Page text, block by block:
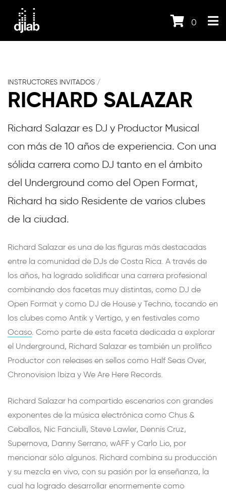
0
INSTRUCTORES INVITADOS /
RICHARD SALAZAR
Richard Salazar es DJ y Productor Musical
con más de 10 años de experiencia. Con una
sólida carrera como DJ tanto en el ámbito
del Underground como del Open Format,
Richard ha sido Residente de varios clubes
de la ciudad.
Richard Salazar es una de las figuras más destacadas
entre la comunidad de DJs de Costa Rica. A través de
los años, ha logrado solidificar una carrera profesional
combinando dos facetas muy distintas, como DJ de
Open Format y como DJ de House y Techno, tocando en
los clubes como Antik y Vertigo, y en festivales como
Ocaso. Como parte de esta faceta dedicada a explorar
el Underground, Richard Salazar es también un prolífico
Productor con releases en sellos como Half Seas Over,
Chronovision Ibiza y We Are Here Records.
Richard Salazar ha compartido escenarios con grandes
exponentes de la música electrónica como Chus &
Ceballos, Nic Fanciulli, Steve Lawler, Dennis Cruz,
Supernova, Danny Serrano, wAFF y Carlo Lio, por
mencionar sólo algunos. Richard combina su producción
y su mezcla en vivo, con su pasión por la enseñanza, la
cual ha logrado desarrollar enormemente como